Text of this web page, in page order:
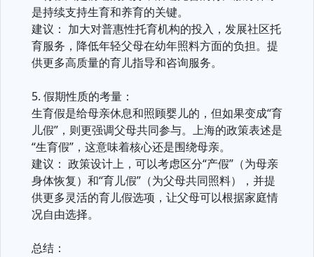
是持续支持生育和养育的关键。
建议： 加大对普惠性托育机构的投入，发展社区托
育服务，降低年轻父母在幼年照料方面的负担。提
供更多高质量的育儿指导和咨询服务。
5. 假期性质的考量：
生育假是给母亲休息和照顾婴儿的，但如果变成“育
儿假”，则更强调父母共同参与。上海的政策表述是
“生育假”，这意味着核心还是围绕母亲。
建议： 政策设计上，可以考虑区分“产假”（为母亲
身体恢复）和“育儿假”（为父母共同照料），并提
供更多灵活的育儿假选项，让父母可以根据家庭情
况自由选择。
总结：